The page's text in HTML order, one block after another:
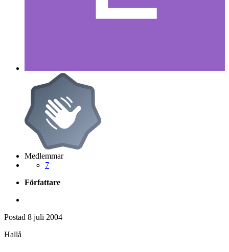
Medlemmar
7
Författare
Postad 8 juli 2004
Hallå